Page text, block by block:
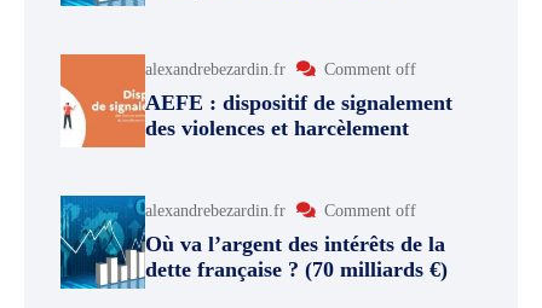
alexandrebezardin.fr Comment off
AEFE : dispositif de signalement
des violences et harcèlement
alexandrebezardin.fr Comment off
Où va l’argent des intérêts de la
dette française ? (70 milliards €)